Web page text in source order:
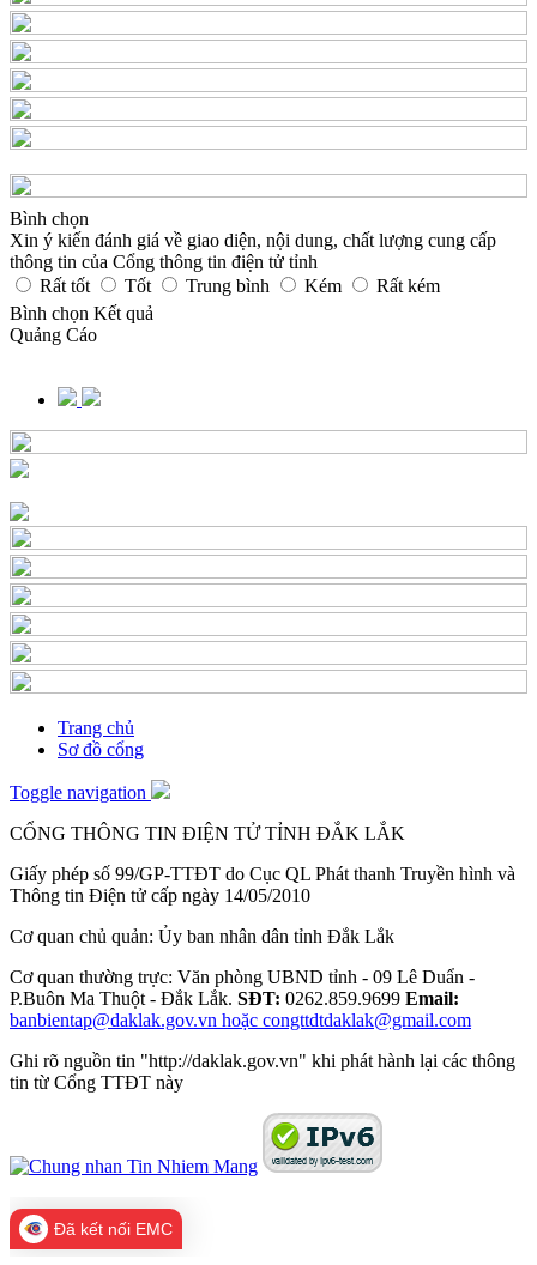
Bình chọn
Xin ý kiến đánh giá về giao diện, nội dung, chất lượng cung cấp
thông tin của Cổng thông tin điện tử tỉnh
Rất tốt
Tốt Trung bình Kém
Rất kém
Bình chọn Kết quả
Quảng Cáo
Trang chủ
Sơ đồ cổng
Toggle navigation
CỔNG THÔNG TIN ĐIỆN TỬ TỈNH ĐẮK LẮK
Giấy phép số 99/GP-TTĐT do Cục QL Phát thanh Truyền hình và
Thông tin Điện tử cấp ngày 14/05/2010
Cơ quan chủ quản: Ủy ban nhân dân tỉnh Đắk Lắk
Cơ quan thường trực: Văn phòng UBND tỉnh - 09 Lê Duẩn -
P.Buôn Ma Thuột - Đắk Lắk. SĐT: 0262.859.9699 Email:
banbientap@daklak.gov.vn hoặc congttdtdaklak@gmail.com
Ghi rõ nguồn tin "http://daklak.gov.vn" khi phát hành lại các thông
tin từ Cổng TTĐT này
Đã kết nối EMC